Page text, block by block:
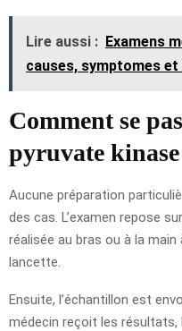
Lire aussi : Examens
causes, symptomes
Comment se
pyruvate
Aucune préparation
des cas. L’examen repose
réalisée au bras ou à la main
lancette.
Ensuite, l’échantillon est
médecin reçoit les résultats,